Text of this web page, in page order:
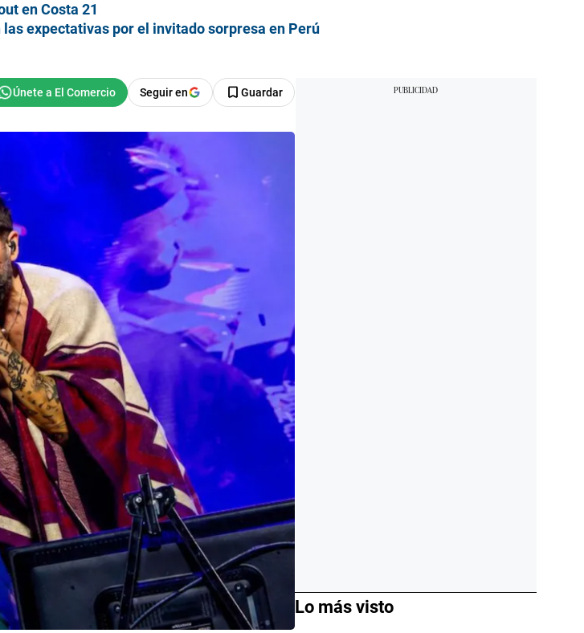
en Costa 21
expectativas por el invitado sorpresa en Perú
Seguir en Guardar
Lo más visto